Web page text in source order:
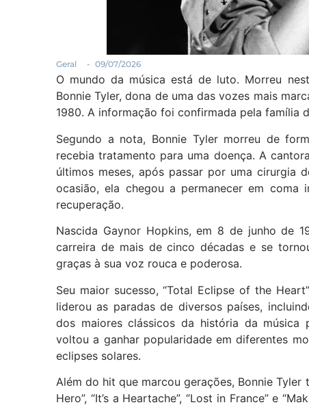
Geral - 09/07/2026
O mundo da música está de luto. Morreu
Bonnie Tyler, dona de uma das vozes mais
1980. A informação foi confirmada pela família
Segundo a nota, Bonnie Tyler morreu de
recebia tratamento para uma doença. A
últimos meses, após passar por uma cirurgia
ocasião, ela chegou a permanecer em
recuperação.
Nascida Gaynor Hopkins, em 8 de junho de
carreira de mais de cinco décadas e se
graças à sua voz rouca e poderosa.
Seu maior sucesso, “Total Eclipse of the
liderou as paradas de diversos países,
dos maiores clássicos da história da música
voltou a ganhar popularidade em diferentes
eclipses solares.
Além do hit que marcou gerações, Bonnie
Hero”, “It’s a Heartache”, “Lost in France” e